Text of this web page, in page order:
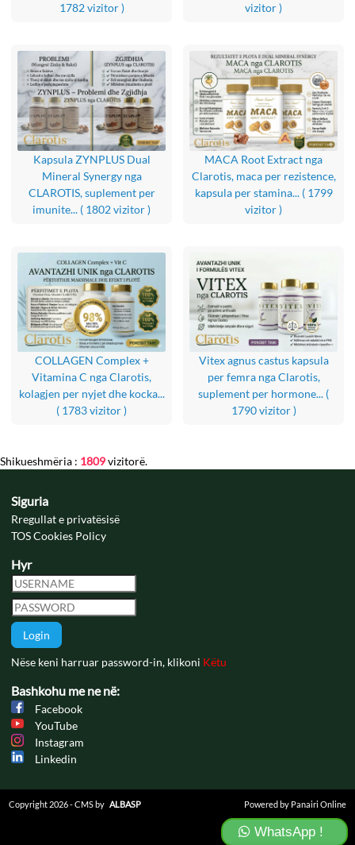
1782 vizitor )
vizitor )
Kapsula ZYNPLUS Dual
Mineral Synergy nga
CLAROTIS, suplement per
imunite... ( 1802 vizitor )
MACA Root Extract nga
Clarotis, maca per rezistence,
kapsula per stamina... ( 1799
vizitor )
COLLAGEN Complex +
Vitamina C nga Clarotis,
kolagjen per nyjet dhe kocka...
( 1783 vizitor )
Vitex agnus castus kapsula
per femra nga Clarotis,
suplement per hormone... (
1790 vizitor )
Shikueshmëria : 1809vizitorë.
WhatsApp !
Siguria
Rregullat e privatësisë
TOS Cookies Policy
Hyr
Login
Nëse keni harruar password-in, klikoni Këtu
Bashkohu me ne në:
Facebook
YouTube
Instagram
Linkedin
Copyright 2026 - CMS by ALBASP Powered by Panairi Online